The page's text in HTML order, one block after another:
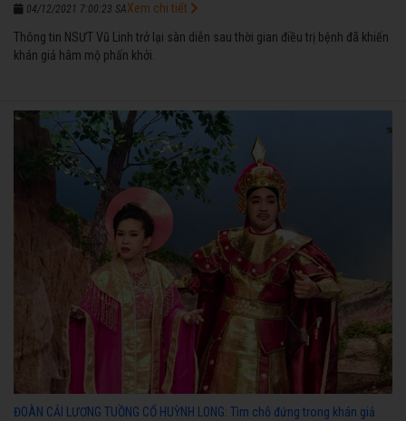
04/12/2021 7:00:23 SA
Thông tin NSƯT Vũ Linh trở lại sàn diễn sau thời gian điều trị bệnh đã khiến
khán giả hâm mộ phấn khởi.
Xem chi tiết
ĐOÀN CẢI LƯƠNG TUỒNG CỔ HUỲNH LONG: Tìm chỗ đứng trong khán giả